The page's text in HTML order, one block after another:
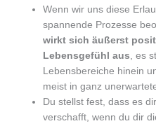
Wenn wir uns diese
spannende Prozesse
wirkt sich äußerst
Lebensgefühl aus , es
Lebensbereiche hinein
meist in ganz
Du stellst fest, dass es
verschafft, wenn du dir